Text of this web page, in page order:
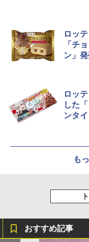
ロッ
「チ
ン」
ロッ
した
ンタ
も
おすすめ記事